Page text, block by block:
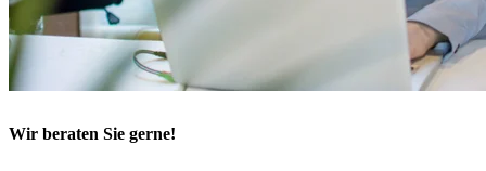
Wir beraten Sie gerne!